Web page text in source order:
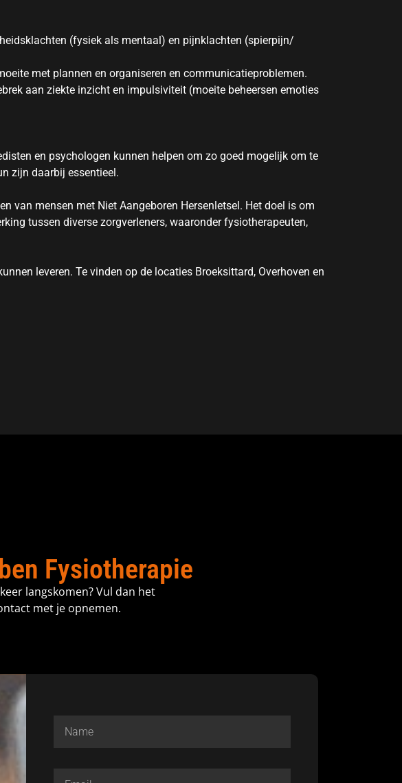
(fysiek als mentaal) en pijnklachten (spierpijn/
met plannen en organiseren en communicatieproblemen.
aan ziekte inzicht en impulsiviteit (moeite beheersen emoties
en psychologen kunnen helpen om zo goed mogelijk om te
zijn daarbij essentieel.
van mensen met Niet Aangeboren Hersenletsel. Het doel is om
tussen diverse zorgverleners, waaronder fysiotherapeuten,
leveren. Te vinden op de locaties Broeksittard, Overhoven en
Fysiotherapie
langskomen? Vul dan het
met je opnemen.